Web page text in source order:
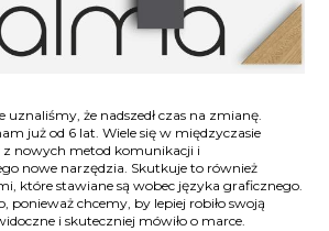
uznaliśmy, że nadszedł czas na zmianę.
już od 6 lat. Wiele się w międzyczasie
z nowych metod komunikacji i
nowe narzędzia. Skutkuje to również
które stawiane są wobec języka graficznego.
ponieważ chcemy, by lepiej robiło swoją
i skuteczniej mówiło o marce.